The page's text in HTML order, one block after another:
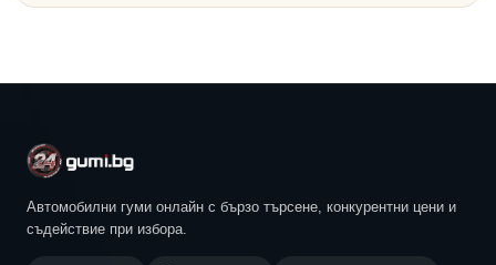
Автомобилни гуми онлайн с бързо търсене, конкурентни цени и
съдействие при избора.